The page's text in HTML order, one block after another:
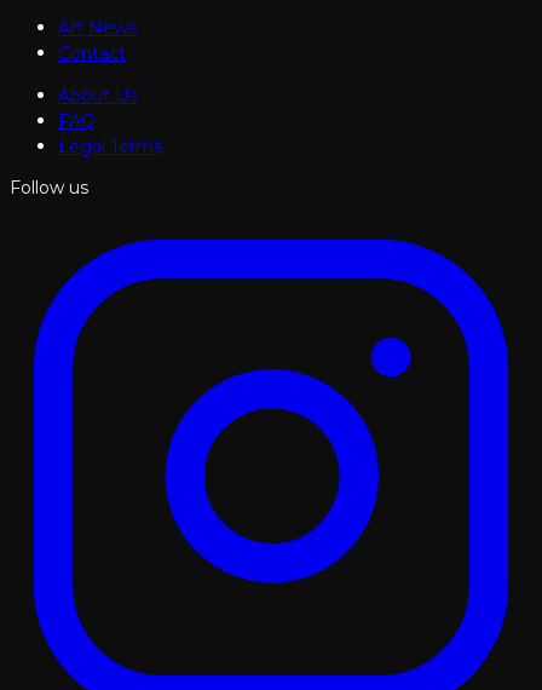
Art News
Contact
About Us
FAQ
Legal Terms
Follow us